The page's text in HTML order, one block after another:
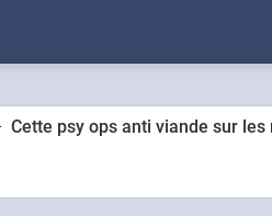
Cette psy ops anti viande sur les